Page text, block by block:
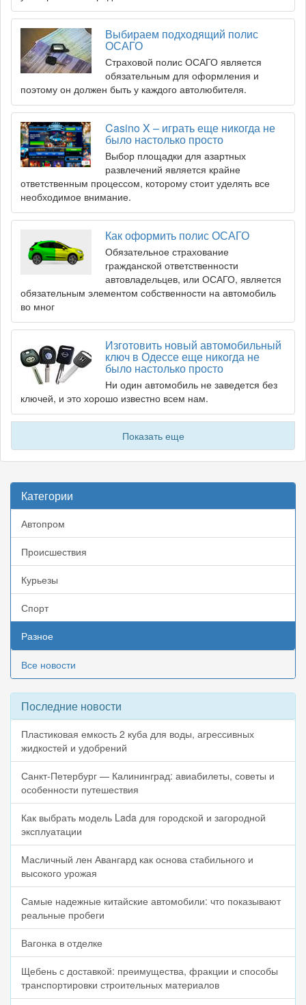
Выбираем подходящий полис
ОСАГО
Страховой полис ОСАГО является
обязательным для оформления и
поэтому он должен быть у каждого автолюбителя.
Casino X – играть еще никогда не
было настолько просто
Выбор площадки для азартных
развлечений является крайне
ответственным процессом, которому стоит уделять все
необходимое внимание.
Как оформить полис ОСАГО
Обязательное страхование
гражданской ответственности
автовладельцев, или ОСАГО, является
обязательным элементом собственности на автомобиль
во мног
Изготовить новый автомобильный
ключ в Одессе еще никогда не
было настолько просто
Ни один автомобиль не заведется без
ключей, и это хорошо известно всем нам.
Показать еще
Категории
Автопром
Происшествия
Курьезы
Спорт
Разное
Все новости
Последние новости
Пластиковая емкость 2 куба для воды, агрессивных
жидкостей и удобрений
Санкт-Петербург — Калининград: авиабилеты, советы и
особенности путешествия
Как выбрать модель Lada для городской и загородной
эксплуатации
Масличный лен Авангард как основа стабильного и
высокого урожая
Самые надежные китайские автомобили: что показывают
реальные пробеги
Вагонка в отделке
Щебень с доставкой: преимущества, фракции и способы
транспортировки строительных материалов